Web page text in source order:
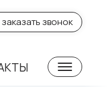
заказать звонок